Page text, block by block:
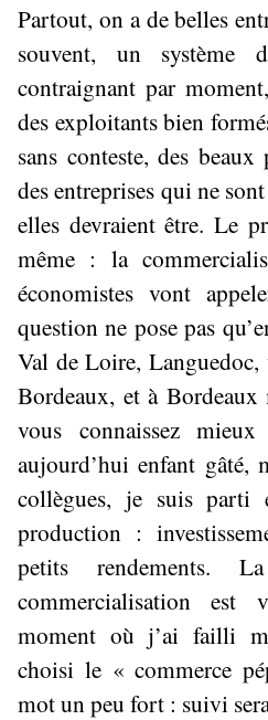
Partout, on a de belles
souvent, un système
contraignant par
des exploitants bien
sans conteste, des
des entreprises qui ne
elles devraient être. Le
même : la
économistes vont
question ne pose pas
Val de Loire,
Bordeaux, et à Bordeaux
vous connaissez
aujourd’hui enfant gâté,
collègues, je suis
production :
petits rendements.
commercialisation est
moment où j’ai failli
choisi le « commerce
mot un peu fort : suivi